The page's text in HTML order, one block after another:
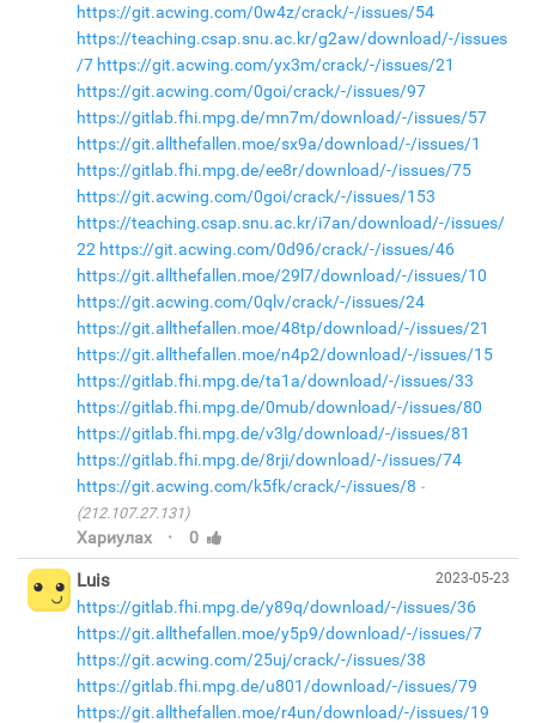
https://git.acwing.com/0w4z/crack/-/issues/54
https://teaching.csap.snu.ac.kr/g2aw/download/-/issues
/7 https://git.acwing.com/yx3m/crack/-/issues/21
https://git.acwing.com/0goi/crack/-/issues/97
https://gitlab.fhi.mpg.de/mn7m/download/-/issues/57
https://git.allthefallen.moe/sx9a/download/-/issues/1
https://gitlab.fhi.mpg.de/ee8r/download/-/issues/75
https://git.acwing.com/0goi/crack/-/issues/153
https://teaching.csap.snu.ac.kr/i7an/download/-/issues/
22 https://git.acwing.com/0d96/crack/-/issues/46
https://git.allthefallen.moe/29l7/download/-/issues/10
https://git.acwing.com/0qlv/crack/-/issues/24
https://git.allthefallen.moe/48tp/download/-/issues/21
https://git.allthefallen.moe/n4p2/download/-/issues/15
https://gitlab.fhi.mpg.de/ta1a/download/-/issues/33
https://gitlab.fhi.mpg.de/0mub/download/-/issues/80
https://gitlab.fhi.mpg.de/v3lg/download/-/issues/81
https://gitlab.fhi.mpg.de/8rji/download/-/issues/74
https://git.acwing.com/k5fk/crack/-/issues/8
(212.107.27.131)
Хариулах · 0
2023-05-23
Luis
https://gitlab.fhi.mpg.de/y89q/download/-/issues/36
https://git.allthefallen.moe/y5p9/download/-/issues/7
https://git.acwing.com/25uj/crack/-/issues/38
https://gitlab.fhi.mpg.de/u801/download/-/issues/79
https://git.allthefallen.moe/r4un/download/-/issues/19